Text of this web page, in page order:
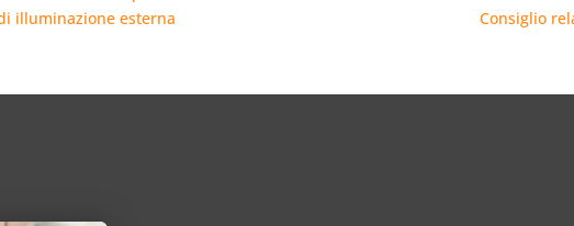
illuminazione esterna
Consiglio